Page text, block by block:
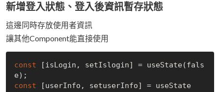
新增登入狀態、登入後資訊暫存狀態
這邊同時存放使用者資訊
讓其他Component能直接使用
const [isLogin, setIslogin] = useState(fals
e
const [userInfo, setuserInfo] = useState